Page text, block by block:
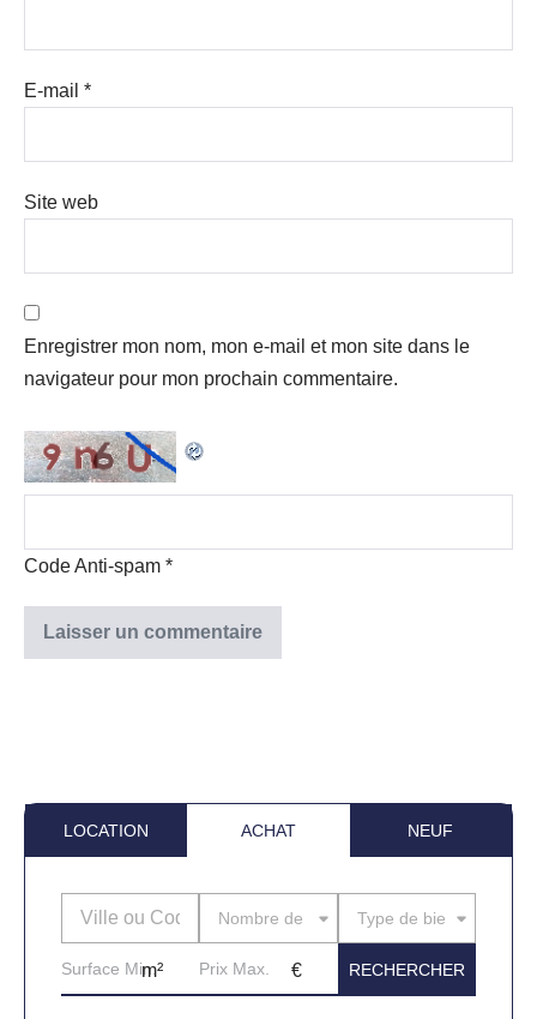
E-mail *
Site web
Enregistrer mon nom, mon e-mail et mon site dans le
navigateur pour mon prochain commentaire.
Code Anti-spam *
LOCATION ACHAT NEUF
Nombre de piècesType de bien